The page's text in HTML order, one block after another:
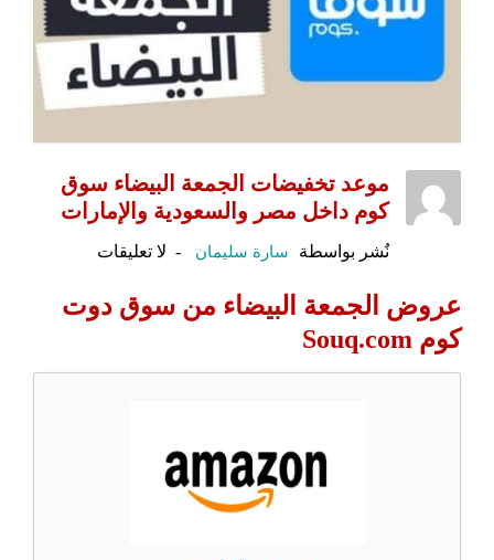
موعد تخفيضات الجمعة البيضاء سوق
كوم داخل مصر والسعودية والإمارات
نٌشر بواسطة سارة سليمان لا تعليقات
عروض الجمعة البيضاء من سوق دوت
كوم Souq.com